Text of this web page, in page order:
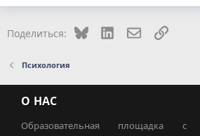
Поделиться: Bluesky LinkedIn Ссылка
Психология
О НАС
Образовательная площадка с